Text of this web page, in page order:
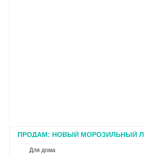
ПРОДАМ: НОВЫЙ МОРОЗИЛЬНЫЙ
Для дома